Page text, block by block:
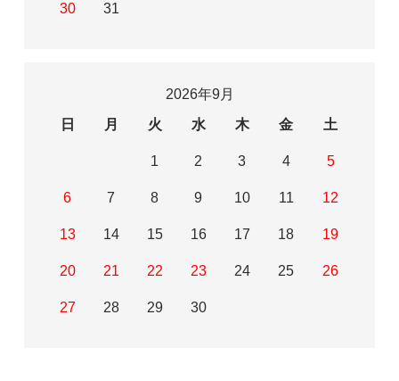
30 31
2026年9月
日
月 火 水 木 金 土
1 2 3 4 5
6 7 8 9 10 11 12
13 14 15 16 17 18 19
20 21 22 23 24 25 26
27 28 29 30